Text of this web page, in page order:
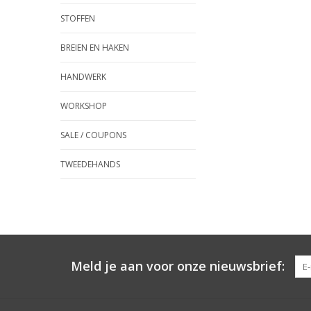
STOFFEN
BREIEN EN HAKEN
HANDWERK
WORKSHOP
SALE / COUPONS
TWEEDEHANDS
Meld je aan voor onze nieuwsbrief: